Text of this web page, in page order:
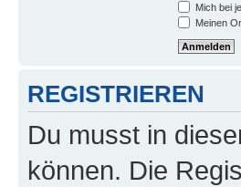
Mich bei
Meinen
REGISTRIEREN
Du musst in
können. Die